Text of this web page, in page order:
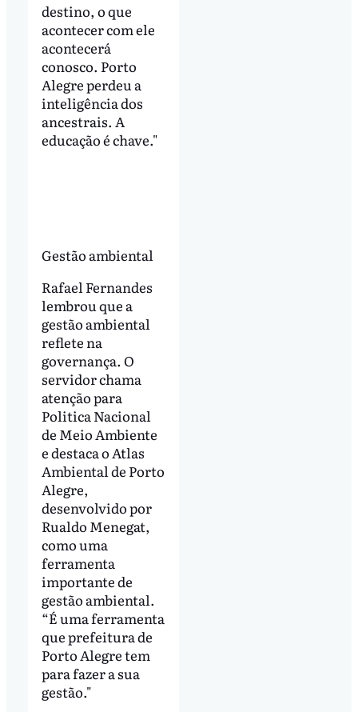
destino, o que
acontecer com ele
acontecerá
conosco. Porto
Alegre perdeu a
inteligência dos
ancestrais. A
educação é chave."
Gestão ambiental
Rafael Fernandes
lembrou que a
gestão ambiental
reflete na
governança. O
servidor chama
atenção para
Politica Nacional
de Meio Ambiente
e destaca o Atlas
Ambiental de Porto
Alegre,
desenvolvido por
Rualdo Menegat,
como uma
ferramenta
importante de
gestão ambiental.
“É uma ferramenta
que prefeitura de
Porto Alegre tem
para fazer a sua
gestão."